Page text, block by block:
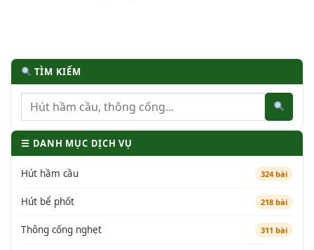
TÌM KIẾM
☰ DANH MỤC DỊCH VỤ
Hút hầm cầu 324 bài
Hút bể phốt 218 bài
Thông cống nghẹt 311 bài